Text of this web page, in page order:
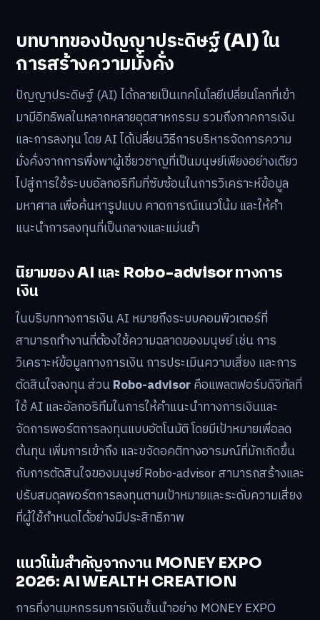
บทบาทของปัญญาประดิษฐ์ (AI) ใน
การสร้างความมั่งคั่ง
ปัญญาประดิษฐ์ (AI) ได้กลายเป็นเทคโนโลยีเปลี่ยนโลกที่เข้า
มามีอิทธิพลในหลากหลายอุตสาหกรรม รวมถึงภาคการเงิน
และการลงทุน โดย AI ได้เปลี่ยนวิธีการบริหารจัดการความ
มั่งคั่งจากการพึ่งพาผู้เชี่ยวชาญที่เป็นมนุษย์เพียงอย่างเดียว
ไปสู่การใช้ระบบอัลกอริทึมที่ซับซ้อนในการวิเคราะห์ข้อมูล
มหาศาล เพื่อค้นหารูปแบบ คาดการณ์แนวโน้ม และให้คำ
แนะนำการลงทุนที่เป็นกลางและแม่นยำ
นิยามของ AI และ Robo-advisor ทางการ
เงิน
ในบริบททางการเงิน AI หมายถึงระบบคอมพิวเตอร์ที่
สามารถทำงานที่ต้องใช้ความฉลาดของมนุษย์ เช่น การ
วิเคราะห์ข้อมูลทางการเงิน การประเมินความเสี่ยง และการ
ตัดสินใจลงทุน ส่วนRobo-advisorคือแพลตฟอร์มดิจิทัลที่
ใช้ AI และอัลกอริทึมในการให้คำแนะนำทางการเงินและ
จัดการพอร์ตการลงทุนแบบอัตโนมัติ โดยมีเป้าหมายเพื่อลด
ต้นทุน เพิ่มการเข้าถึง และขจัดอคติทางอารมณ์ที่มักเกิดขึ้น
กับการตัดสินใจของมนุษย์ Robo-advisor สามารถสร้างและ
ปรับสมดุลพอร์ตการลงทุนตามเป้าหมายและระดับความเสี่ยง
ที่ผู้ใช้กำหนดได้อย่างมีประสิทธิภาพ
แนวโน้มสำคัญจากงาน MONEY EXPO
2026: AI WEALTH CREATION
การที่งานมหกรรมการเงินชั้นนำอย่าง MONEY EXPO